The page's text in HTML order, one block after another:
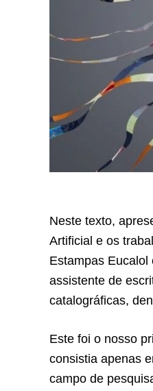
Neste texto,
Artificial e os
Estampas Eucalol
assistente de
catalográficas,
Este foi o nosso
consistia apenas
campo de